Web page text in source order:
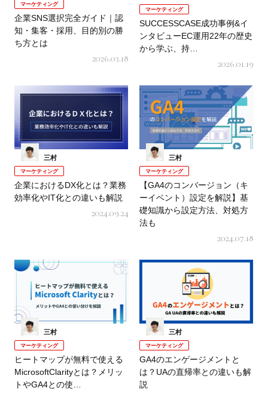
マーケティング
企業SNS選択完全ガイド｜認
知・集客・採用、目的別の勝
ち方とは
2026.03.18
マーケティング
SUCCESSCASE成功事例&イ
ンタビューEC運用22年の歴史
から学ぶ、持…
2026.01.19
三村
マーケティング
企業におけるDX化とは？業務
効率化やIT化との違いも解説
2024.09.24
三村
マーケティング
【GA4のコンバージョン（キ
ーイベント）設定を解説】基
礎知識から設定方法、対処方
法も
2024.07.18
三村
マーケティング
ヒートマップが無料で使える
MicrosoftClarityとは？メリッ
トやGA4との使…
三村
マーケティング
GA4のエンゲージメントと
は？UAの直帰率との違いも解
説